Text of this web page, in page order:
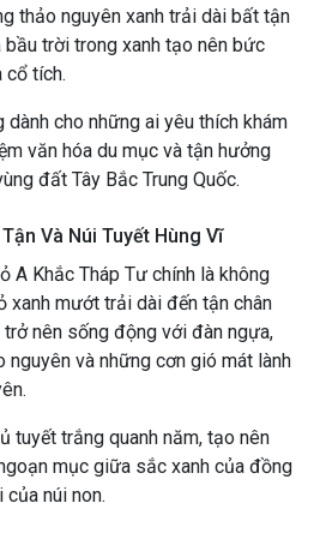
thảo nguyên xanh trải dài bất tận
trời trong xanh tạo nên bức
cổ tích.
cho những ai yêu thích khám
văn hóa du mục và tận hưởng
đất Tây Bắc Trung Quốc.
Và Núi Tuyết Hùng Vĩ
A Khắc Tháp Tư chính là không
xanh mướt trải dài đến tận chân
nên sống động với đàn ngựa,
và những cơn gió mát lành
tuyết trắng quanh năm, tạo nên
mục giữa sắc xanh của đồng
núi non.